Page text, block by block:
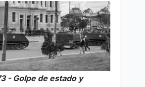
- Golpe de estado y